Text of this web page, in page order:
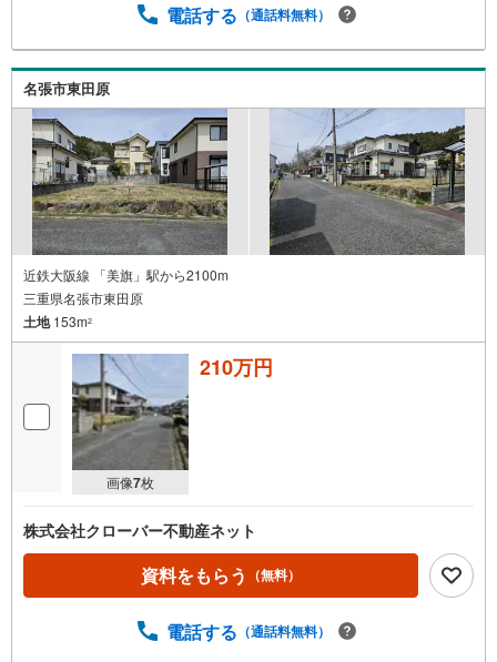
電話する （通話料無料）
名張市東田原
近鉄大阪線 「美旗」駅から2100m
三重県名張市東田原
土地153m2
画像7枚
210万円
株式会社クローバー不動産ネット
資料をもらう （無料）
電話する （通話料無料）